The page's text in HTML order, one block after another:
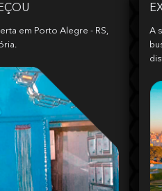
em Porto Alegre - RS,
A